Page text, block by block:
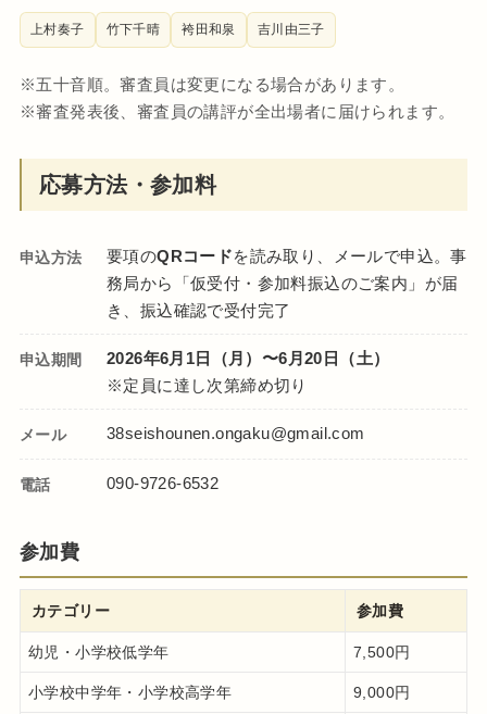
上村奏子 竹下千晴 袴田和泉 吉川由三子
※五十音順。審査員は変更になる場合があります。
※審査発表後、審査員の講評が全出場者に届けられます。
応募方法・参加料
申込方法 要項のQRコードを読み取り、メールで申込。事
務局から「仮受付・参加料振込のご案内」が届
き、振込確認で受付完了
申込期間
2026年6月1日（月）〜6月20日（土）
※定員に達し次第締め切り
メール 38seishounen.ongaku@gmail.com
電話 090-9726-6532
参加費
カテゴリー 参加費
幼児・小学校低学年 7,500円
小学校中学年・小学校高学年 9,000円